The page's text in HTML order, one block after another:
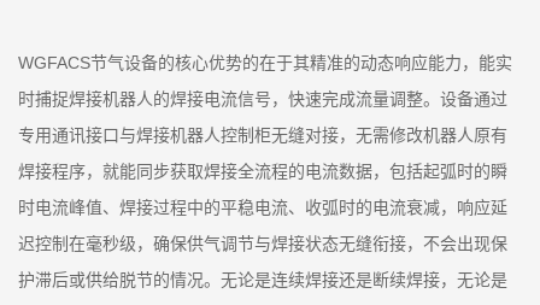
WGFACS节气设备的核心优势的在于其精准的动态响应能力，能实
时捕捉焊接机器人的焊接电流信号，快速完成流量调整。设备通过
专用通讯接口与焊接机器人控制柜无缝对接，无需修改机器人原有
焊接程序，就能同步获取焊接全流程的电流数据，包括起弧时的瞬
时电流峰值、焊接过程中的平稳电流、收弧时的电流衰减，响应延
迟控制在毫秒级，确保供气调节与焊接状态无缝衔接，不会出现保
护滞后或供给脱节的情况。无论是连续焊接还是断续焊接，无论是